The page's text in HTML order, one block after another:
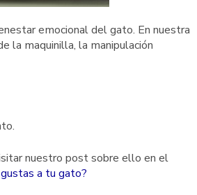
emocional del gato. En nuestra
la maquinilla, la manipulación
nuestro post sobre ello en el
a tu gato?